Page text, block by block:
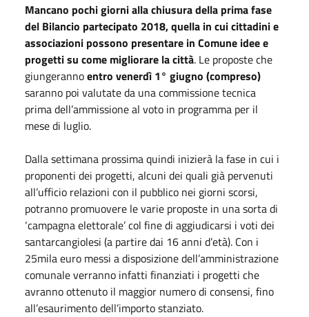
Mancano pochi giorni alla chiusura della prima fase
del Bilancio partecipato 2018, quella in cui cittadini e
associazioni possono presentare in Comune idee e
progetti su come migliorare la città. Le proposte che
giungerannoentro venerdì 1° giugno (compreso)
saranno poi valutate da una commissione tecnica
prima dell’ammissione al voto in programma per il
mese di luglio.
Dalla settimana prossima quindi inizierà la fase in cui i
proponenti dei progetti, alcuni dei quali già pervenuti
all’ufficio relazioni con il pubblico nei giorni scorsi,
potranno promuovere le varie proposte in una sorta di
‘campagna elettorale’ col fine di aggiudicarsi i voti dei
santarcangiolesi (a partire dai 16 anni d’età). Con i
25mila euro messi a disposizione dell’amministrazione
comunale verranno infatti finanziati i progetti che
avranno ottenuto il maggior numero di consensi, fino
all’esaurimento dell’importo stanziato.